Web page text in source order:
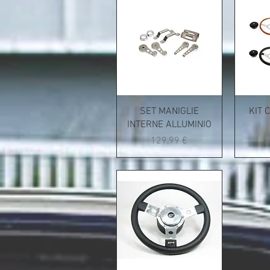
SET MANIGLIE
INTERNE ALLUMINIO
Prezzo
129,99 €
KIT